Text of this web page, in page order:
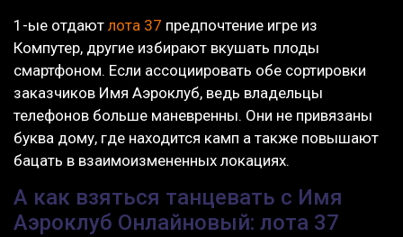
1-ые отдают лота 37 предпочтение игре из
Компутер, другие избирают вкушать плоды
смартфоном. Если ассоциировать обе сортировки
заказчиков Имя Аэроклуб, ведь владельцы
телефонов больше маневренны. Они не привязаны
буква дому, где находится камп а также повышают
бацать в взаимоизмененных локациях.
А как взяться танцевать с Имя
Аэроклуб Онлайновый: лота 37